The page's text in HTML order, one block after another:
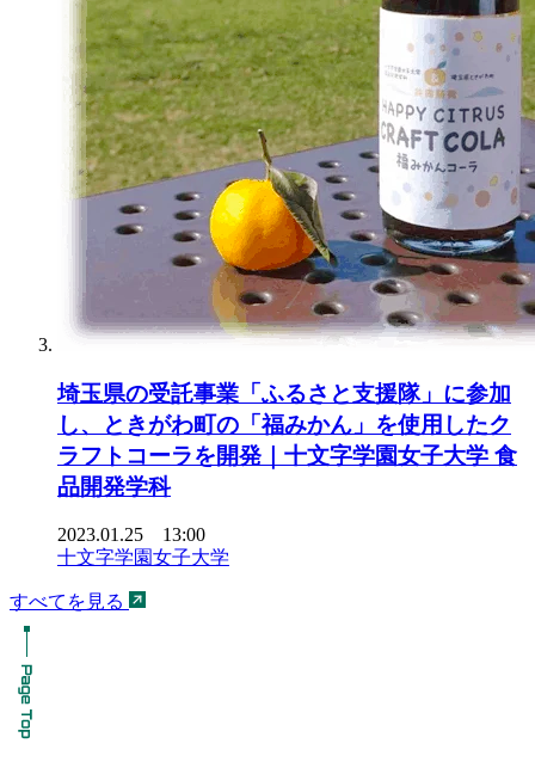
埼玉県の受託事業「ふるさと支援隊」に参加
し、ときがわ町の「福みかん」を使用したク
ラフトコーラを開発｜十文字学園女子大学 食
品開発学科
2023.01.25 13:00
十文字学園女子大学
すべてを見る